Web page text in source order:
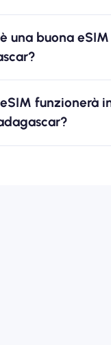
una buona
funzionerà